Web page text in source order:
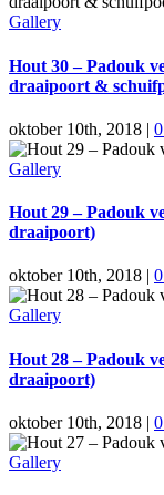
Gallery
Hout 30 – Padouk
draaipoort &
oktober 10th, 2018 |
Gallery
Hout 29 – Padouk
draaipoort)
oktober 10th, 2018 |
Gallery
Hout 28 – Padouk
draaipoort)
oktober 10th, 2018 |
Gallery